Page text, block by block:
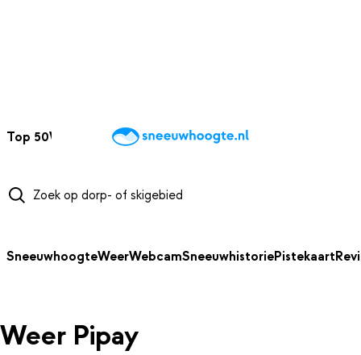
Top 50Webcams WintersportweerKaarten
SneeuwhoogteWeerWebcamSneeuwhistoriePistekaart
Weer Pipay